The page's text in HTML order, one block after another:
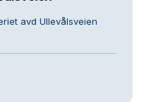
avd Ullevålsveien